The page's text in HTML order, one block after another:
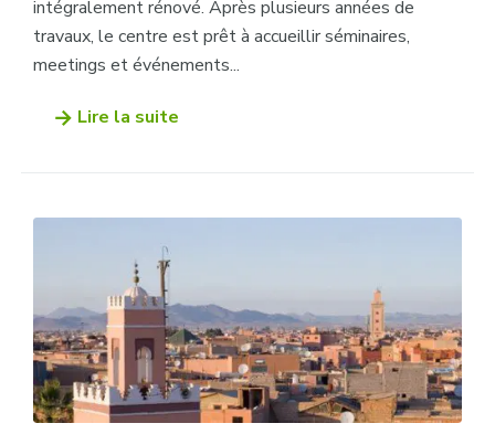
intégralement rénové. Après plusieurs années de
travaux, le centre est prêt à accueillir séminaires,
meetings et événements...
Lire la suite